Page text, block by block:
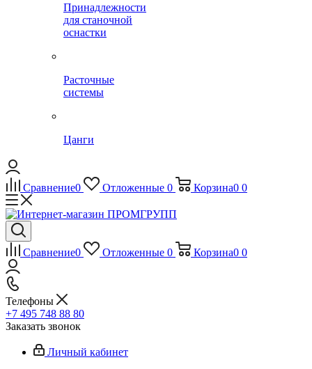
Принадлежности
для станочной
оснастки
Расточные
системы
Цанги
Сравнение0 Отложенные 0 Корзина0 0
Сравнение0 Отложенные 0 Корзина0 0
Телефоны
+7 495 748 88 80
Заказать звонок
Личный кабинет